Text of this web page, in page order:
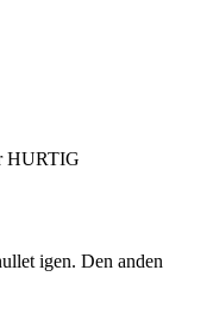
HURTIG
igen. Den anden